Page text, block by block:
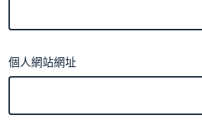
個人網站網址